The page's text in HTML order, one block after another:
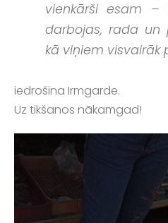
vienkārši esam –
darbojas, rada un
kā viņiem visvairāk
iedrošina Irmgarde.
Uz tikšanos nākamgad!